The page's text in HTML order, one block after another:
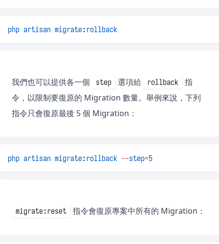
php artisan migrate: rollback
我們也可以提供各一個 step 選項給 rollback
指
令，以限制要復原的 Migration 數量。舉例來說，下列
指令只會復原最後 5 個 Migration：
php artisan migrate: rollback --step=5
migrate:reset 指令會復原專案中所有的 Migration：